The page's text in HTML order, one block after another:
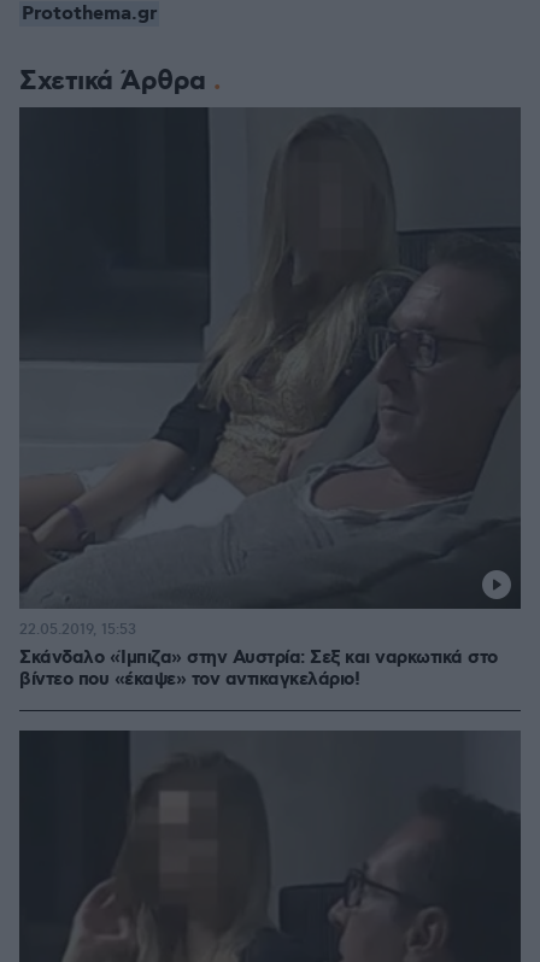
Σχετικά Άρθρα
Σκάνδαλο «Ίμπιζα» στην Αυστρία: Σεξ και ναρκωτικά στο
βίντεο που «έκαψε» τον αντικαγκελάριο!
22.05.2019, 15:53
Protothema.gr